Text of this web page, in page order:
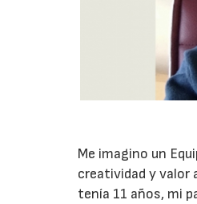
Me imagino un
creatividad y valor
tenía 11 años, mi